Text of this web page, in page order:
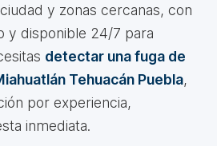
y zonas cercanas, con
y disponible 24/7 para
detectar una fuga de
Tehuacán Puebla,
por experiencia,
inmediata.